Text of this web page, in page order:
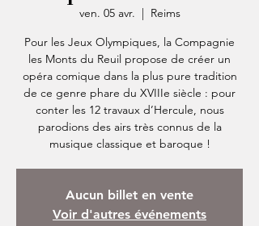
ven. 05 avr.
  |
Reims
Pour les Jeux Olympiques, la Compagnie
les Monts du Reuil propose de créer un
opéra comique dans la plus pure tradition
de ce genre phare du XVIIIe siècle : pour
conter les 12 travaux d’Hercule, nous
parodions des airs très connus de la
musique classique et baroque !
Aucun billet en vente
Voir d'autres événements